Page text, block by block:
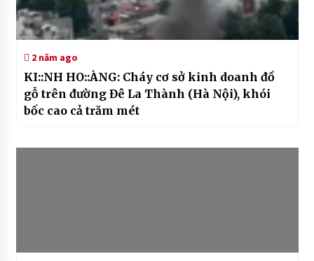
2 năm ago
KI::NH HO::ÀNG: Cháy cơ sở kinh doanh đồ
gỗ trên đường Đê La Thành (Hà Nội), khói
bốc cao cả trăm mét